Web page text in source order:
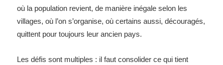
où la population revient, de manière inégale selon les
villages, où l’on s’organise, où certains aussi, découragés,
quittent pour toujours leur ancien pays.
Les défis sont multiples : il faut consolider ce qui tient